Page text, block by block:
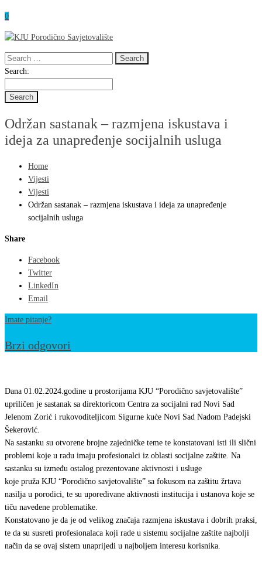
0
Search
for:
Search
Search:
Održan sastanak – razmjena iskustava i
ideja za unapređenje socijalnih usluga
Home
Vijesti
Vijesti
Održan sastanak – razmjena iskustava i ideja za unapređenje
socijalnih usluga
Share
Facebook
Twitter
LinkedIn
Email
Imate pitanje?
Brzi odgovori
sastanak
–
razmjena
iskustava
i
ideja
za
unapređenje
socijalnih
usluga
Dana 01.02.2024.godine u prostorijama KJU “Porodično savjetovalište”
upriličen je sastanak sa direktoricom Centra za socijalni rad Novi Sad
Jelenom Zorić i rukovoditeljicom Sigurne kuće Novi Sad Nadom Padejski
Šekerović.
Na sastanku su otvorene brojne zajedničke teme te konstatovani isti ili slični
problemi koje u radu imaju profesionalci iz oblasti socijalne zaštite. Na
sastanku su između ostalog prezentovane aktivnosti i usluge
koje pruža KJU “Porodično savjetovalište” sa fokusom na zaštitu žrtava
nasilja u porodici, te su upoređivane aktivnosti institucija i ustanova koje se
tiču navedene problematike.
Konstatovano je da je od velikog značaja razmjena iskustava i dobrih praksi,
te da su susreti profesionalaca koji rade u sistemu socijalne zaštite najbolji
način da se ovaj sistem unaprijedi u najboljem interesu korisnika.